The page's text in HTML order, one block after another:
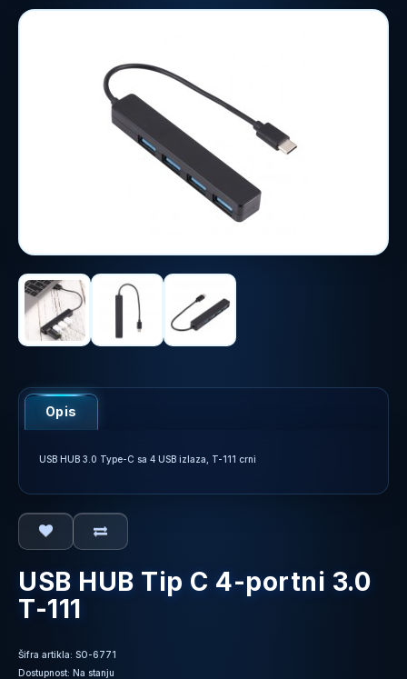
Opis
USB HUB 3.0 Type-C sa 4 USB izlaza, T-111 crni
USB HUB Tip C 4-portni 3.0
T-111
Šifra artikla: SO-6771
Dostupnost: Na stanju